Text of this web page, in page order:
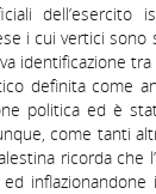
dell’esercito
i cui vertici
identificazione
definita come
politica ed è
come tanti
ricorda che
inflazionandone